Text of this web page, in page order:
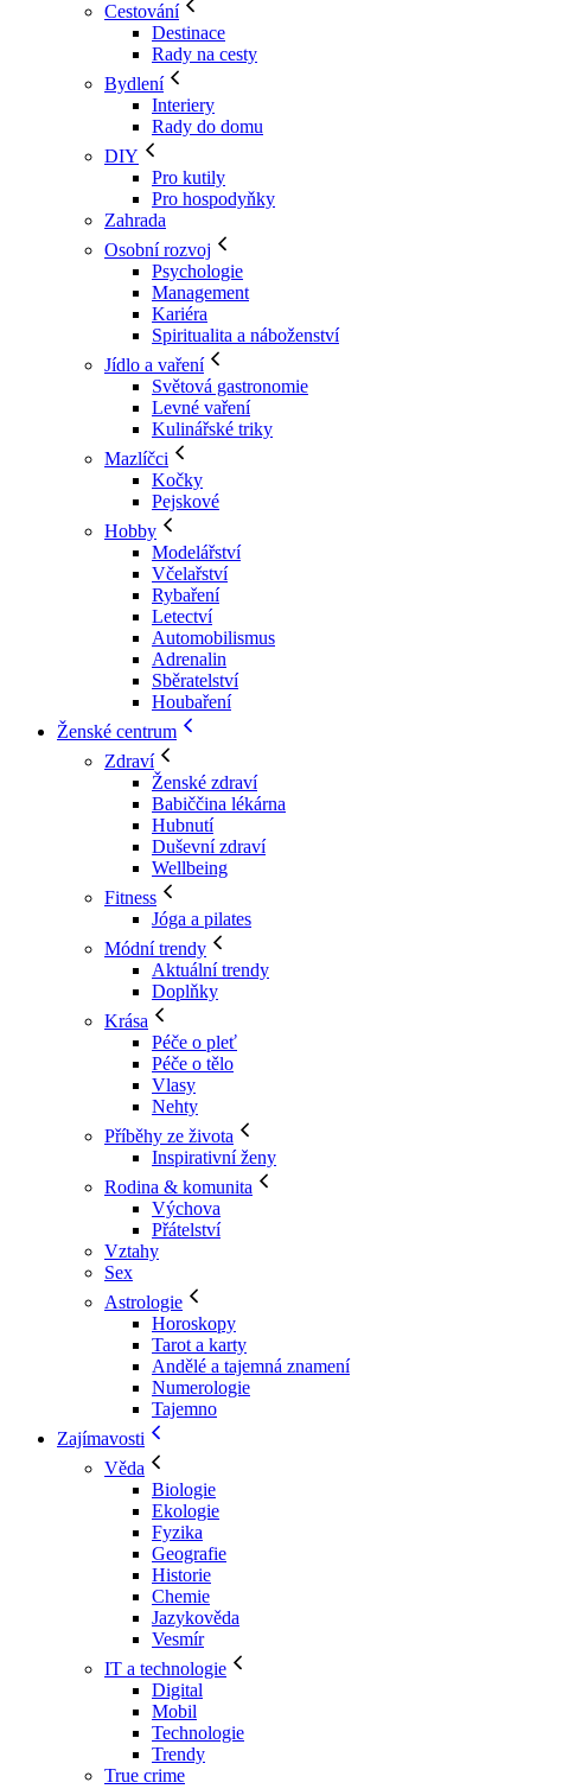
Cestování
Destinace
Rady na cesty
Bydlení
Interiery
Rady do domu
DIY
Pro kutily
Pro hospodyňky
Zahrada
Osobní rozvoj
Psychologie
Management
Kariéra
Spiritualita a náboženství
Jídlo a vaření
Světová gastronomie
Levné vaření
Kulinářské triky
Mazlíčci
Kočky
Pejskové
Hobby
Modelářství
Včelařství
Rybaření
Letectví
Automobilismus
Adrenalin
Sběratelství
Houbaření
Ženské centrum
Zdraví
Ženské zdraví
Babiččina lékárna
Hubnutí
Duševní zdraví
Wellbeing
Fitness
Jóga a pilates
Módní trendy
Aktuální trendy
Doplňky
Krása
Péče o pleť
Péče o tělo
Vlasy
Nehty
Příběhy ze života
Inspirativní ženy
Rodina & komunita
Výchova
Přátelství
Vztahy
Sex
Astrologie
Horoskopy
Tarot a karty
Andělé a tajemná znamení
Numerologie
Tajemno
Zajímavosti
Věda
Biologie
Ekologie
Fyzika
Geografie
Historie
Chemie
Jazykověda
Vesmír
IT a technologie
Digital
Mobil
Technologie
Trendy
True crime